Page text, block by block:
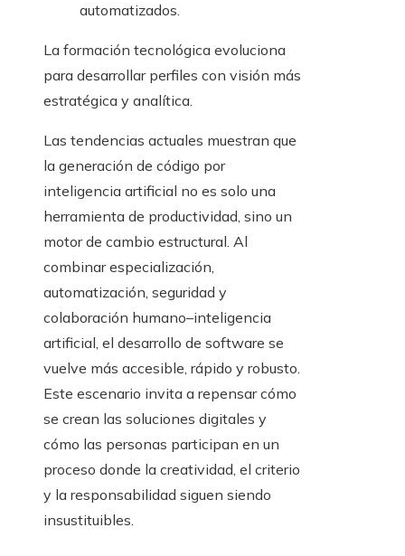
automatizados.
La formación tecnológica evoluciona
para desarrollar perfiles con visión más
estratégica y analítica.
Las tendencias actuales muestran que
la generación de código por
inteligencia artificial no es solo una
herramienta de productividad, sino un
motor de cambio estructural. Al
combinar especialización,
automatización, seguridad y
colaboración humano–inteligencia
artificial, el desarrollo de software se
vuelve más accesible, rápido y robusto.
Este escenario invita a repensar cómo
se crean las soluciones digitales y
cómo las personas participan en un
proceso donde la creatividad, el criterio
y la responsabilidad siguen siendo
insustituibles.